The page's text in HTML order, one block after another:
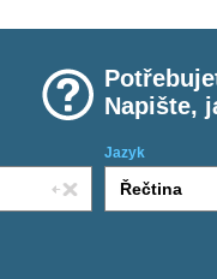
Napište,
Jazyk